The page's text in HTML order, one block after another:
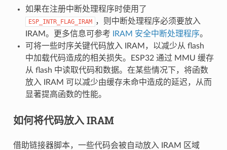
如果在注册中断处理程序时使用了
ESP_INTR_FLAG_IRAM ，则中断处理程序必须要放入
IRAM。更多信息可参考
IRAM 安全中断处理程序。
可将一些时序关键代码放入 IRAM，以减少从 flash
中加载代码造成的相关损失。ESP32 通过 MMU 缓存
从 flash 中读取代码和数据。在某些情况下，将函数
放入 IRAM 可以减少由缓存未命中造成的延迟，从而
显著提高函数的性能。
如何将代码放入 IRAM
借助链接器脚本，一些代码会被自动放入 IRAM 区域